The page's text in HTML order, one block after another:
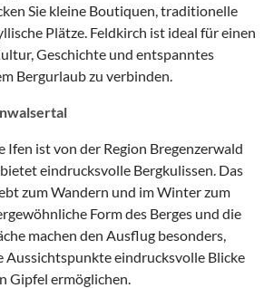
Sie kleine Boutiquen, traditionelle
Plätze. Feldkirch ist ideal für einen
Geschichte und entspanntes
Bergurlaub zu verbinden.
Ifen ist von der Region Bregenzerwald
eindrucksvolle Bergkulissen. Das
zum Wandern und im Winter zum
Form des Berges und die
machen den Ausflug besonders,
Aussichtspunkte eindrucksvolle Blicke
Gipfel ermöglichen.